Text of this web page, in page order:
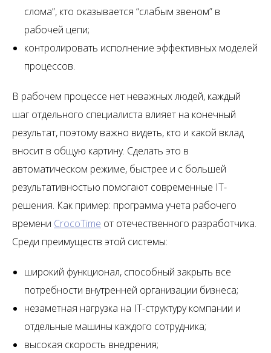
слома”, кто оказывается “слабым звеном” в
рабочей цепи;
контролировать исполнение эффективных моделей
процессов.
В рабочем процессе нет неважных людей, каждый
шаг отдельного специалиста влияет на конечный
результат, поэтому важно видеть, кто и какой вклад
вносит в общую картину. Сделать это в
автоматическом режиме, быстрее и с большей
результативностью помогают современные IT-
решения. Как пример: программа учета рабочего
времени CrocoTime от отечественного разработчика.
Среди преимуществ этой системы:
широкий функционал, способный закрыть все
потребности внутренней организации бизнеса;
незаметная нагрузка на IT-структуру компании и
отдельные машины каждого сотрудника;
высокая скорость внедрения;